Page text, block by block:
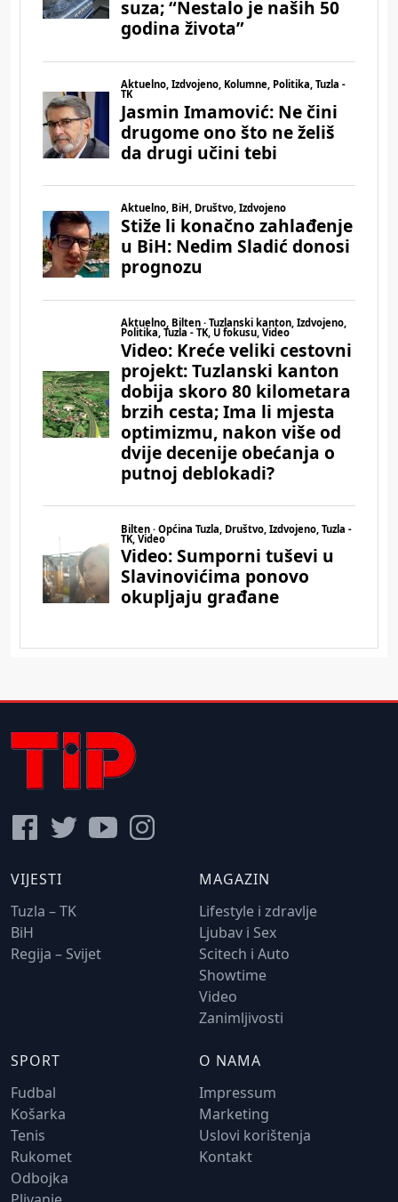
VIJESTI
Tuzla – TK
BiH
Regija – Svijet
MAGAZIN
Lifestyle i zdravlje
Ljubav i Sex
Scitech i Auto
Showtime
Video
Zanimljivosti
SPORT
Fudbal
Košarka
Tenis
Rukomet
Odbojka
O NAMA
Impressum
Marketing
Uslovi korištenja
Kontakt